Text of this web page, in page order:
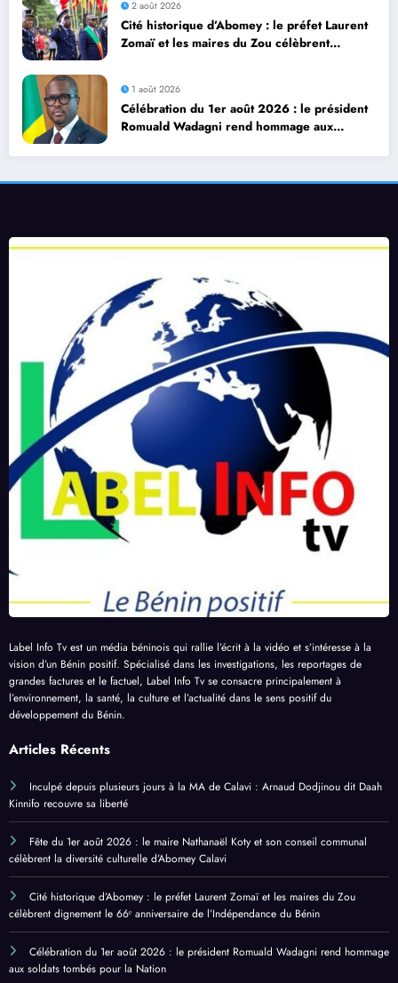
2 août 2026
Cité historique d’Abomey : le préfet Laurent
Zomaï et les maires du Zou célèbrent
1 août 2026
Célébration du 1er août 2026 : le président
Romuald Wadagni rend hommage aux
Label Info Tv est un média béninois qui rallie l’écrit à la vidéo et s’intéresse à la
vision d’un Bénin positif. Spécialisé dans les investigations, les reportages de
grandes factures et le factuel, Label Info Tv se consacre principalement à
l’environnement, la santé, la culture et l’actualité dans le sens positif du
développement du Bénin.
Articles Récents
Inculpé depuis plusieurs jours à la MA de Calavi : Arnaud Dodjinou dit Daah
Kinnifo recouvre sa liberté
Fête du 1er août 2026 : le maire Nathanaël Koty et son conseil communal
célèbrent la diversité culturelle d’Abomey Calavi
Cité historique d’Abomey : le préfet Laurent Zomaï et les maires du Zou
célèbrent dignement le 66ᵉ anniversaire de l’Indépendance du Bénin
Célébration du 1er août 2026 : le président Romuald Wadagni rend hommage
aux soldats tombés pour la Nation